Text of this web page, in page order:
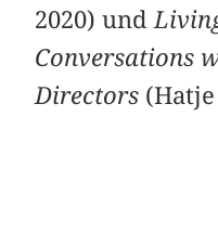
2020) und
Conversations
Directors (Hatje